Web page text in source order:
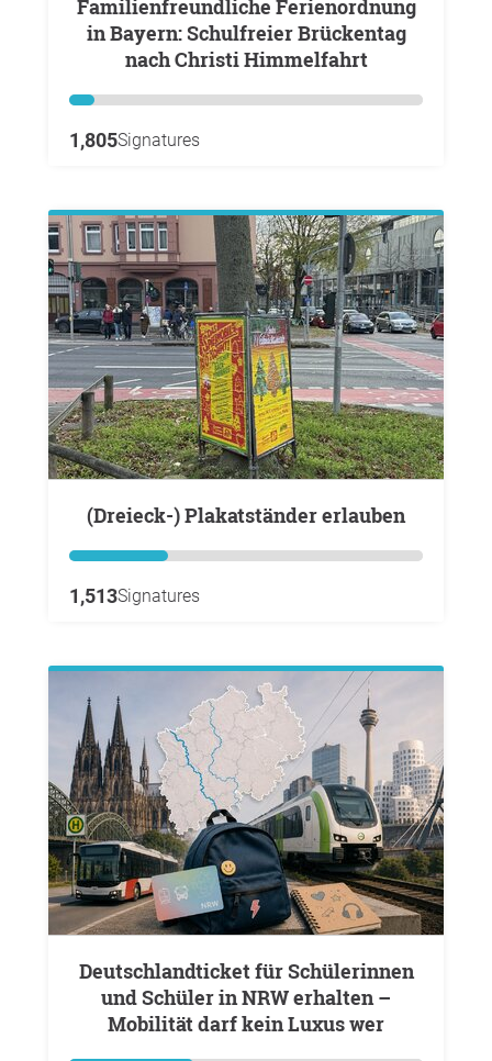
Familienfreundliche Ferienordnung
in Bayern: Schulfreier Brückentag
nach Christi Himmelfahrt
1,805Signatures
(Dreieck-) Plakatständer erlauben
1,513Signatures
Deutschlandticket für Schülerinnen
und Schüler in NRW erhalten –
Mobilität darf kein Luxus wer